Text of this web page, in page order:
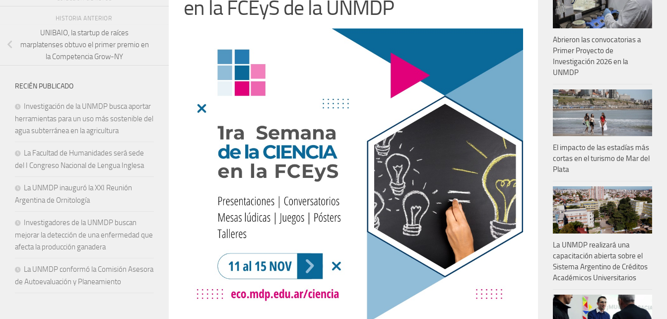
en la FCEyS de la UNMDP
HISTORIA ANTERIOR
UNIBAIO, la startup de raíces
marplatenses obtuvo el primer premio en
la Competencia Grow-NY
RECIÉN PUBLICADO
Investigación de la UNMDP busca aportar
herramientas para un uso más sostenible del
agua subterránea en la agricultura
La Facultad de Humanidades será sede
del I Congreso Nacional de Lengua Inglesa
La UNMDP inauguró la XXI Reunión
Argentina de Ornitología
Investigadores de la UNMDP buscan
mejorar la detección de una enfermedad que
afecta la producción ganadera
La UNMDP conformó la Comisión Asesora
de Autoevaluación y Planeamiento
Abrieron las convocatorias a
Primer Proyecto de
Investigación 2026 en la
UNMDP
El impacto de las estadías más
cortas en el turismo de Mar del
Plata
La UNMDP realizará una
capacitación abierta sobre el
Sistema Argentino de Créditos
Académicos Universitarios